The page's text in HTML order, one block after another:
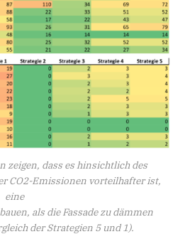
zeigen, dass es hinsichtlich des
CO2-Emissionen vorteilhafter ist,
eine
als die Fassade zu dämmen
der Strategien 5 und 1).